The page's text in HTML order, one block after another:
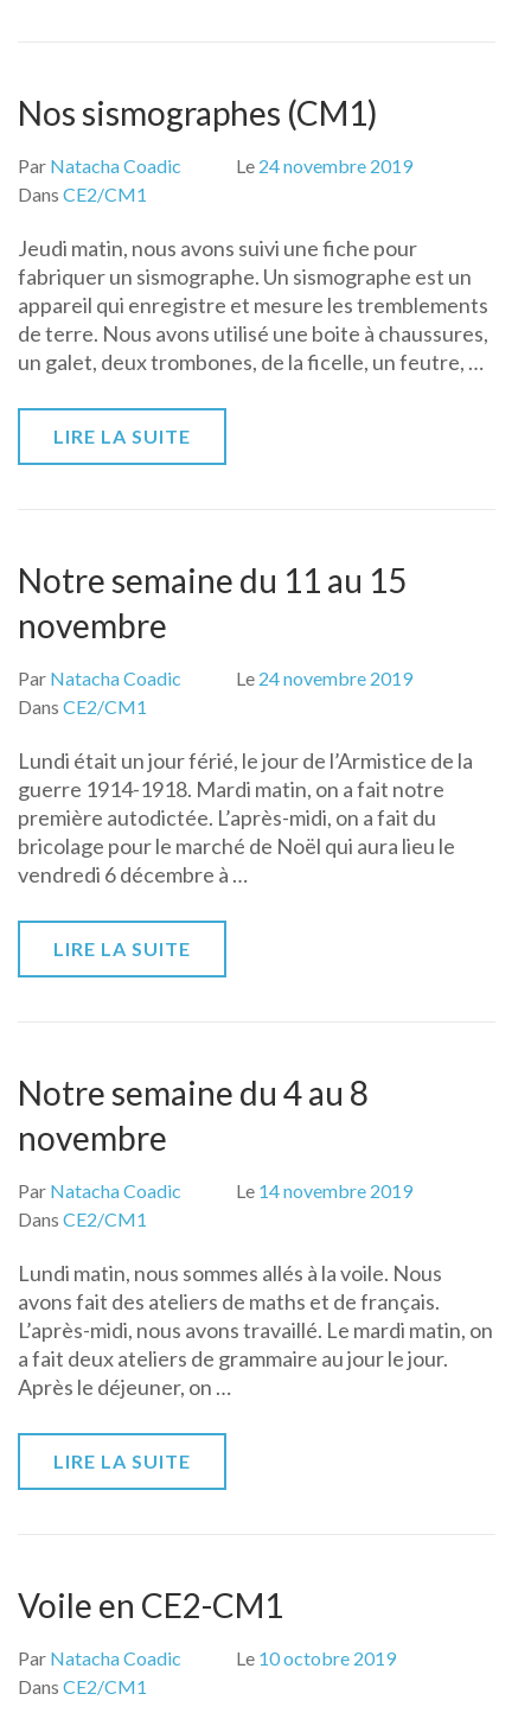
Nos sismographes (CM1)
Par Natacha Coadic Le 24 novembre 2019
Dans CE2/CM1
Jeudi matin, nous avons suivi une fiche pour
fabriquer un sismographe. Un sismographe est un
appareil qui enregistre et mesure les tremblements
de terre. Nous avons utilisé une boite à chaussures,
un galet, deux trombones, de la ficelle, un feutre, …
LIRE LA SUITE
Notre semaine du 11 au 15
novembre
Par Natacha Coadic Le 24 novembre 2019
Dans CE2/CM1
Lundi était un jour férié, le jour de l’Armistice de la
guerre 1914-1918. Mardi matin, on a fait notre
première autodictée. L’après-midi, on a fait du
bricolage pour le marché de Noël qui aura lieu le
vendredi 6 décembre à …
LIRE LA SUITE
Notre semaine du 4 au 8
novembre
Par Natacha Coadic Le 14 novembre 2019
Dans CE2/CM1
Lundi matin, nous sommes allés à la voile. Nous
avons fait des ateliers de maths et de français.
L’après-midi, nous avons travaillé. Le mardi matin, on
a fait deux ateliers de grammaire au jour le jour.
Après le déjeuner, on …
LIRE LA SUITE
Voile en CE2-CM1
Par Natacha Coadic Le 10 octobre 2019
Dans CE2/CM1